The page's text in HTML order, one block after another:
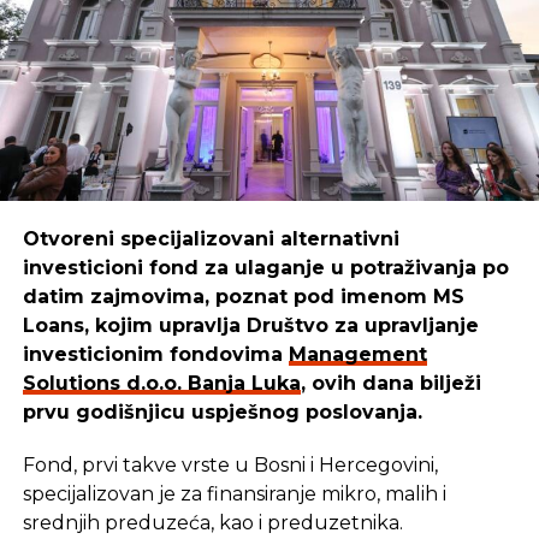
Boškoističe:
“Mi smo sredstva iskoristili da kreiramo,
unaprijedimo i pustimo u izdavaštvo udžbenike za
djecu, prilagođene raznim uzrastima. Danas naši
udžbenici pomažu mnogim mališanima da lakše
uče i odrastaju.”
REKLAMA
Cilj u Management Solutions -u ostaje isti: da
budemo pouzdan partner onima koji stvaraju,
razvijaju i unaprjeđuju našu zajednicu. Zato
nastavljaju istim putem — jer kada ulažu u ljude i
Otvoreni specijalizovani alternativni
investicioni fond za ulaganje u potraživanja po
datim zajmovima, poznat pod imenom MS
Loans, kojim upravlja Društvo za upravljanje
investicionim fondovima Management
Solutions d.o.o. Banja Luka, ovih dana bilježi
prvu godišnjicu uspješnog poslovanja.
Fond, prvi takve vrste u Bosni i Hercegovini,
specijalizovan je za finansiranje mikro, malih i
srednjih preduzeća, kao i preduzetnika.